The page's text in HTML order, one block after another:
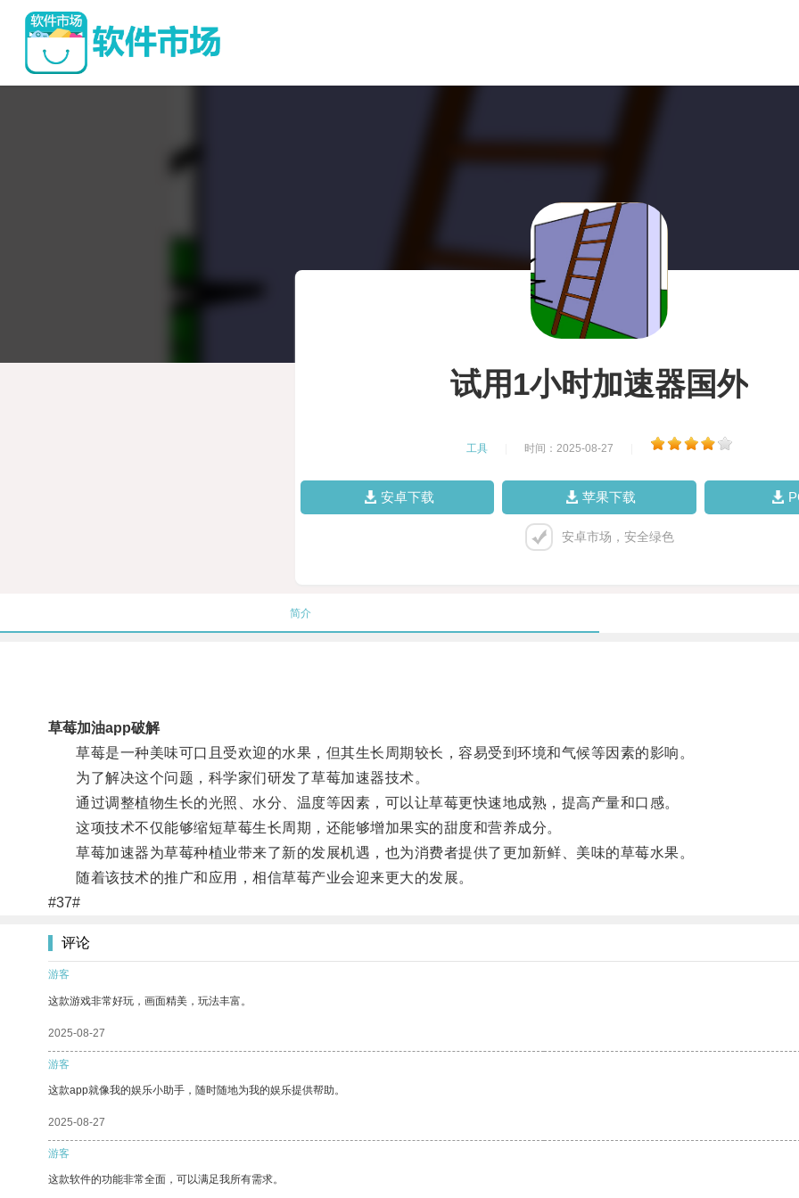
试用1小时加速器国外
工具 时间：2025-08-27
安卓下载 苹果下载
安卓市场，安全绿色
简介
草莓加油app破解
草莓是一种美味可口且受欢迎的水果，但其生长周期较长，容易受到环境和气候等因素的影响。
为了解决这个问题，科学家们研发了草莓加速器技术。
通过调整植物生长的光照、水分、温度等因素，可以让草莓更快速地成熟，提高产量和口感。
这项技术不仅能够缩短草莓生长周期，还能够增加果实的甜度和营养成分。
草莓加速器为草莓种植业带来了新的发展机遇，也为消费者提供了更加新鲜、美味的草莓水果。
随着该技术的推广和应用，相信草莓产业会迎来更大的发展。
#37#
评论
游客
这款游戏非常好玩，画面精美，玩法丰富。
2025-08-27
游客
这款app就像我的娱乐小助手，随时随地为我的娱乐提供帮助。
2025-08-27
游客
这款软件的功能非常全面，可以满足我所有需求。